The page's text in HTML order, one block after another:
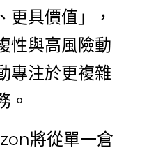
更具價值」，
性與高風險動
專注於更複雜
。
將從單一倉